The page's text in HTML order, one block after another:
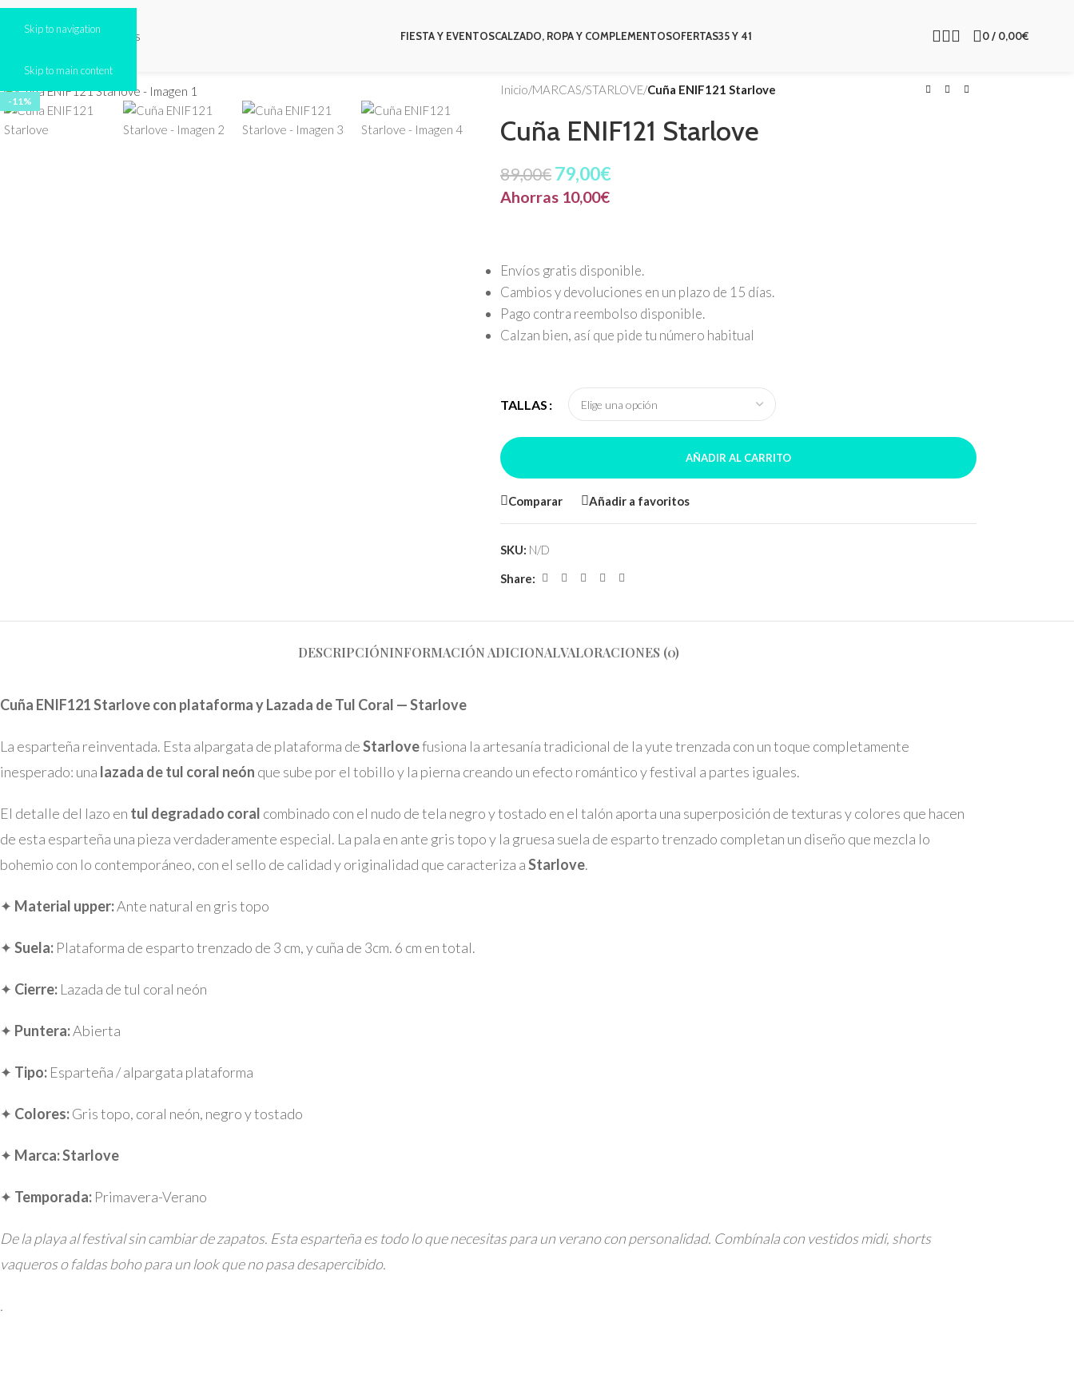
Skip to navigation
Skip to main content
FIESTA Y EVENTOSCALZADO, ROPA Y COMPLEMENTOSOFERTAS35 Y 41 0/ 0,00€
-11%
Click to enlarge
Inicio/MARCAS/STARLOVE/Cuña ENIF121 Starlove
Cuña ENIF121 Starlove
89,00€ 79,00€
Ahorras 10,00€
Envíos gratis disponible.
Cambios y devoluciones en un plazo de 15 días.
Pago contra reembolso disponible.
Calzan bien, así que pide tu número habitual
TALLAS
AÑADIR AL CARRITO
Comparar Añadir a favoritos
SKU: N/D
Share:
DESCRIPCIÓNINFORMACIÓN ADICIONALVALORACIONES (0)
Cuña ENIF121 Starlove con plataforma y Lazada de Tul Coral — Starlove
La esparteña reinventada. Esta alpargata de plataforma deStarlovefusiona la artesanía tradicional de la yute trenzada con un toque completamente
inesperado: una lazada de tul coral neón que sube por el tobillo y la pierna creando un efecto romántico y festival a partes iguales.
El detalle del lazo en tul degradado coral combinado con el nudo de tela negro y tostado en el talón aporta una superposición de texturas y colores que hacen
de esta esparteña una pieza verdaderamente especial. La pala en ante gris topo y la gruesa suela de esparto trenzado completan un diseño que mezcla lo
bohemio con lo contemporáneo, con el sello de calidad y originalidad que caracteriza aStarlove.
✦ Material upper:Ante natural en gris topo
✦Suela: Plataforma de esparto trenzado de 3 cm, y cuña de 3cm. 6 cm en total.
✦ Cierre: Lazada de tul coral neón
✦ Puntera:Abierta
✦ Tipo: Esparteña / alpargata plataforma
✦ Colores:Gris topo, coral neón, negro y tostado
✦ Marca:Starlove
✦ Temporada: Primavera-Verano
De la playa al festival sin cambiar de zapatos. Esta esparteña es todo lo que necesitas para un verano con personalidad. Combínala con vestidos midi, shorts
vaqueros o faldas boho para un look que no pasa desapercibido.
.